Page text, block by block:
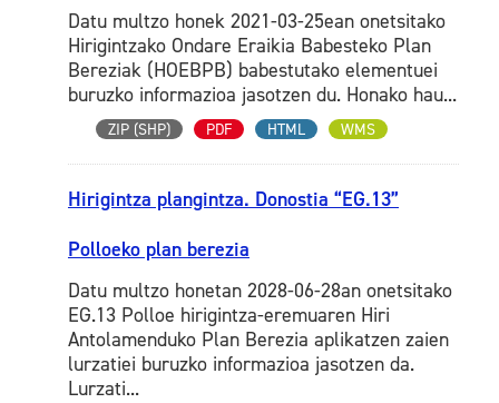
Datu multzo honek 2021-03-25ean onetsitako
Hirigintzako Ondare Eraikia Babesteko Plan
Bereziak (HOEBPB) babestutako elementuei
buruzko informazioa jasotzen du. Honako hau...
ZIP (SHP) PDF HTML WMS
Hirigintza plangintza. Donostia “EG.13”
Polloeko plan berezia
Datu multzo honetan 2028-06-28an onetsitako
EG.13 Polloe hirigintza-eremuaren Hiri
Antolamenduko Plan Berezia aplikatzen zaien
lurzatiei buruzko informazioa jasotzen da.
Lurzati...